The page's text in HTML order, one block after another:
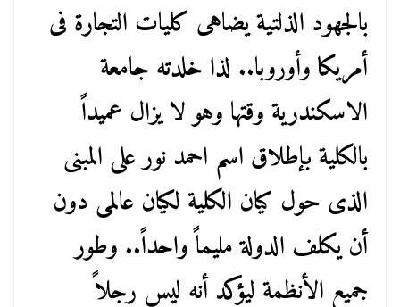
بالجهود الذلتية يضاهى كليات التجارة فى
أمريكا وأوروبا.. لذا خلدته جامعة
الاسكندرية وقتها وهو لا يزال عميداً
بالكلية بإطلاق اسم احمد نور على المبنى
الذى حول كيان الكلية لكيان عالمى دون
أن يكلف الدولة مليماً واحداً.. وطور
جميع الأنظمة ليؤكد أنه ليس رجلاً